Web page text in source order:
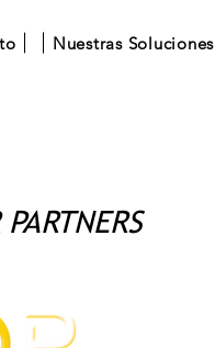
Nuestras Soluciones